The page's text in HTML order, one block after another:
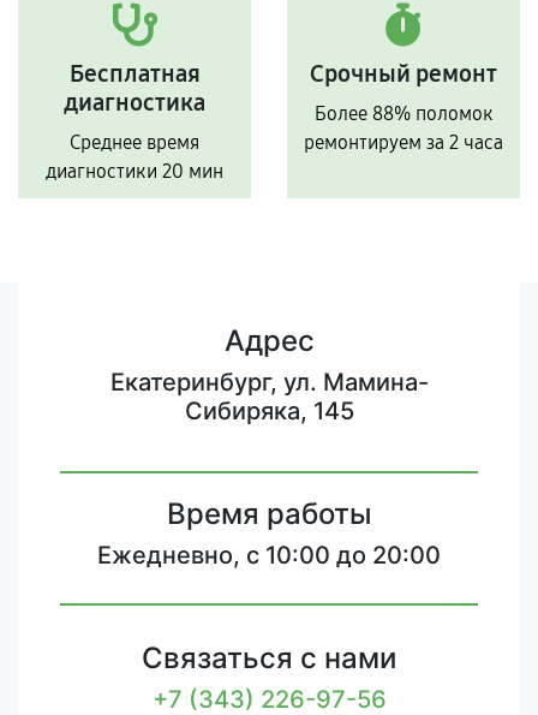
Бесплатная
диагностика
Среднее время
диагностики 20 мин
Срочный ремонт
Более 88% поломок
ремонтируем за 2 часа
Адрес
Екатеринбург, ул. Мамина-
Сибиряка, 145
Время работы
Ежедневно, с 10:00 до 20:00
Связаться с нами
+7 (343) 226-97-56